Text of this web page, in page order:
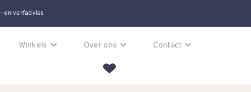
en verfadvies
Winkels Over ons Contact